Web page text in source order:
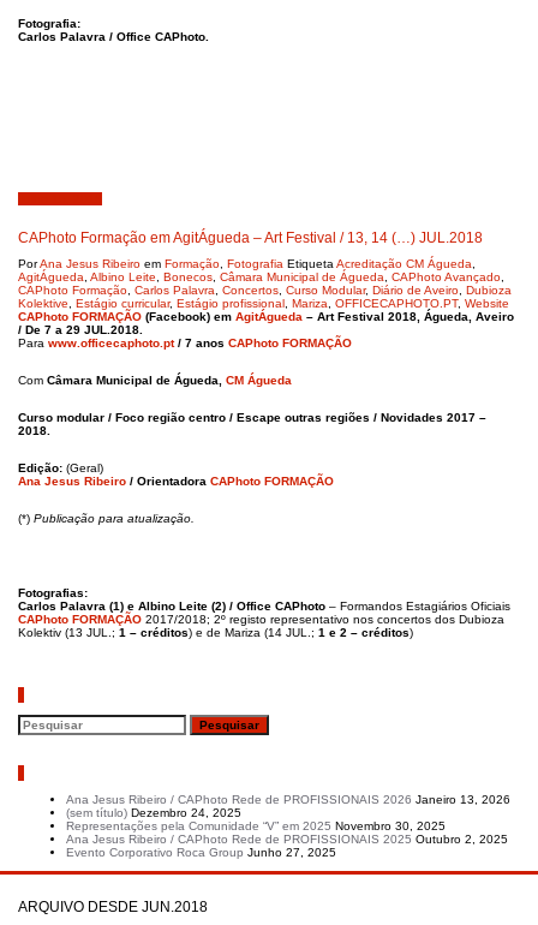
Fotografia:
Carlos Palavra / Office CAPhoto.
CAPhoto Formação em AgitÁgueda – Art Festival / 13, 14 (…) JUL.2018
PorAna Jesus Ribeiro em Formação Fotografia Etiqueta Acreditação CM Águeda
AgitÁgueda Albino Leite Bonecos Câmara Municipal de Águeda CAPhoto Avançado
CAPhoto Formação Carlos Palavra Concertos Curso Modular, Diário de Aveiro Dubioza
Kolektive
Estágio curricular, Estágio profissional Mariza OFFICECAPHOTO.PT, Website
CAPhoto FORMAÇÃO (Facebook) em AgitÁgueda – Art Festival 2018, Águeda, Aveiro
/ De 7 a 29 JUL.2018.
Para www.officecaphoto.pt/ 7 anos CAPhoto FORMAÇÃO
Com Câmara Municipal de Águeda, CM Águeda
Curso modular / Foco região centro / Escape outras regiões / Novidades 2017 –
2018.
Edição: (Geral)
Ana Jesus Ribeiro / Orientadora CAPhoto FORMAÇÃO
(*) Publicação para atualização.
Fotografias:
Carlos Palavra (1) e Albino Leite (2) / Office CAPhoto – Formandos Estagiários Oficiais
CAPhoto FORMAÇÃO 2017/2018; 2º registo representativo nos concertos dos Dubioza
Kolektiv (13 JUL.; 1 – créditos) e de Mariza (14 JUL.; 1 e 2 – créditos)
Ana Jesus Ribeiro / CAPhoto Rede de PROFISSIONAIS 2026 Janeiro 13, 2026
(sem título) Dezembro 24, 2025
Representações pela Comunidade “V” em 2025 Novembro 30, 2025
Ana Jesus Ribeiro / CAPhoto Rede de PROFISSIONAIS 2025 Outubro 2, 2025
Evento Corporativo Roca Group Junho 27, 2025
ARQUIVO DESDE JUN.2018